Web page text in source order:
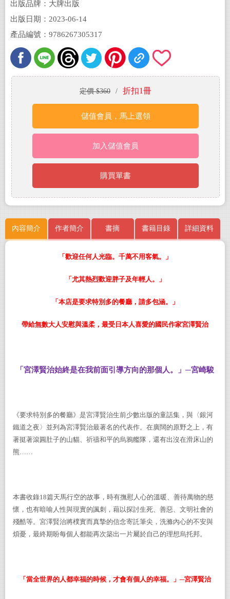
出版品牌：大牌出版
出版日期：2023-06-14
產品編號：9786267305317
定價 $360 / 折扣1冊
儲值會員，馬上選領
加入儲值會員
購買單書
內容簡介 作者簡介 書摘 書籍目錄 詳細資料
「歡迎任何人光臨。千萬不用客氣。」
「尤其熱烈歡迎胖子及年輕人。」
「本店是要求特別多的餐廳，請多包涵。」
帶給無數大人安慰與溫柔，最受日本人喜愛的國民作家宮澤賢治
「宮澤賢治始終是在我前面引導方向的那個人。」─宮崎駿
《要求特別多的餐廳》是宮澤賢治生前少數出版的童話集，與〈銀河
鐵道之夜〉並列為宮澤賢治最著名的代表作。在廣闊的原野之上，有
著挺著滾圓肚子的山貓、祈禱和平的烏鴉艦隊，還有出沒在滑床山的
熊……
本書收錄18篇天馬行空的故事，時有撫慰人心的溫暖、善待萬物的慈
懷，也有暗喻人性與現實的諷刺，藉以探討生死、善惡、文明社會的
殘酷等。宮澤賢治將樸實而真摯的信念寄託筆尖，洗滌內心的不安與
煩憂，最終期盼每個人都能再次築出一片屬於自己的理想烏托邦。
「當全世界的人都幸福的時候，才會有個人的幸福。」─宮澤賢治